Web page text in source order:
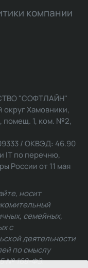
компании
"СОФТЛАЙН"
округ Хамовники,
помещ. 1, ком. №2,
/ ОКВЭД: 46.90
IT по перечню,
России от 11 мая
носит
семейных,
с
деятельности
по смыслу
№ 168-ФЗ.